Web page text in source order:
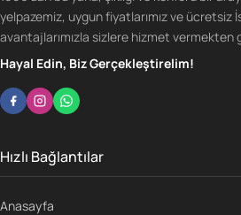
yelpazemiz, uygun fiyatlarımız ve ücretsiz
avantajlarımızla sizlere hizmet vermekten
Hayal Edin, Biz Gerçekleştirelim!
Hızlı Bağlantılar
Anasayfa